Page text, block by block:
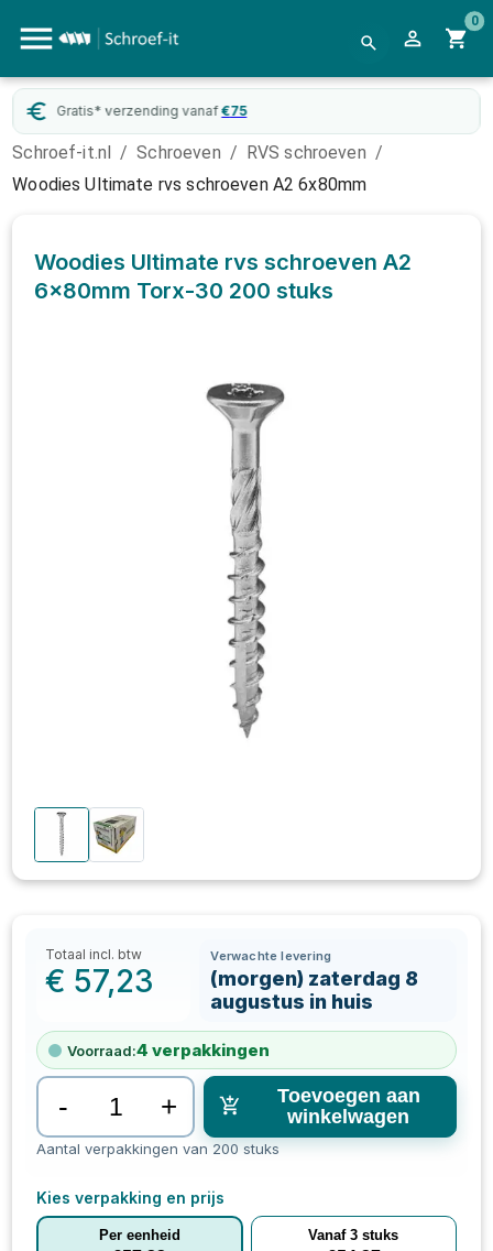
0
Gratis* verzending vanaf €75
Schroef-it.nl / Schroeven / RVS schroeven /
Woodies Ultimate rvs schroeven A2 6x80mm
Woodies Ultimate rvs schroeven A2
6x80mm Torx-30 200 stuks
Totaal incl. btw
€ 57,23
Verwachte levering
(morgen) zaterdag 8
augustus in huis
Voorraad:4 verpakkingen
- +
Toevoegen aan
winkelwagen
Aantal verpakkingen van 200 stuks
Kies verpakking en prijs
Per eenheid Vanaf3 stuks